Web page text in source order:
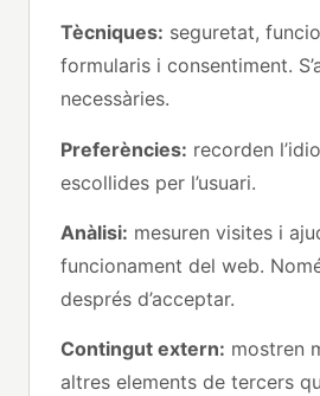
Tècniques: seguretat,
formularis i consentiment.
necessàries.
Preferències: recorden
escollides per l’usuari.
Anàlisi: mesuren visites i
funcionament del web.
després d’acceptar.
Contingut extern: mostren
altres elements de tercers